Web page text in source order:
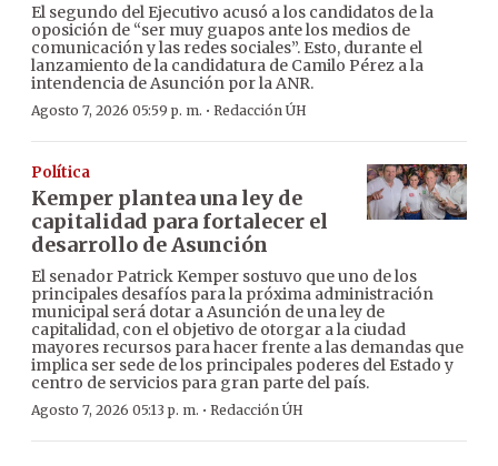
El segundo del Ejecutivo acusó a los candidatos de la
oposición de “ser muy guapos ante los medios de
comunicación y las redes sociales”. Esto, durante el
lanzamiento de la candidatura de Camilo Pérez a la
intendencia de Asunción por la ANR.
Agosto 7, 2026 05:59 p. m. · Redacción ÚH
Política
Kemper plantea una ley de
capitalidad para fortalecer el
desarrollo de Asunción
El senador Patrick Kemper sostuvo que uno de los
principales desafíos para la próxima administración
municipal será dotar a Asunción de una ley de
capitalidad, con el objetivo de otorgar a la ciudad
mayores recursos para hacer frente a las demandas que
implica ser sede de los principales poderes del Estado y
centro de servicios para gran parte del país.
Agosto 7, 2026 05:13 p. m. · Redacción ÚH